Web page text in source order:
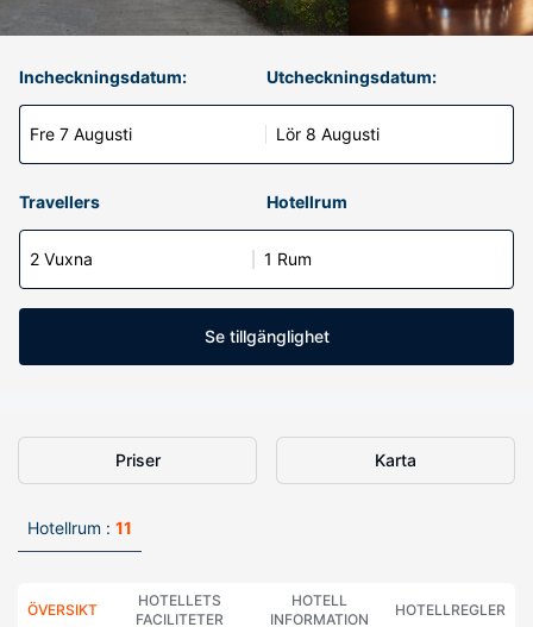
Incheckningsdatum:
Fre 7 Augusti
Utcheckningsdatum:
Lör 8 Augusti
Travellers Hotellrum
2 Vuxna 1 Rum
Se tillgänglighet
Priser Karta
Hotellrum : 11
ÖVERSIKT
HOTELLETS
FACILITETER
HOTELL
INFORMATION
HOTELLREGLER